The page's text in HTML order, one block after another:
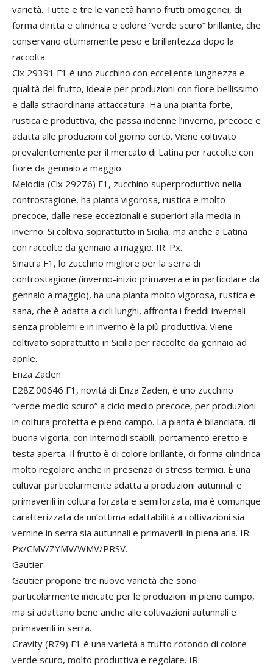
varietà. Tutte e tre le varietà hanno frutti omogenei, di
forma diritta e cilindrica e colore “verde scuro” brillante, che
conservano ottimamente peso e brillantezza dopo la
raccolta.
Clx 29391 F1 è uno zucchino con eccellente lunghezza e
qualità del frutto, ideale per produzioni con fiore bellissimo
e dalla straordinaria attaccatura. Ha una pianta forte,
rustica e produttiva, che passa indenne l’inverno, precoce e
adatta alle produzioni col giorno corto. Viene coltivato
prevalentemente per il mercato di Latina per raccolte con
fiore da gennaio a maggio.
Melodia (Clx 29276) F1, zucchino superproduttivo nella
controstagione, ha pianta vigorosa, rustica e molto
precoce, dalle rese eccezionali e superiori alla media in
inverno. Si coltiva soprattutto in Sicilia, ma anche a Latina
con raccolte da gennaio a maggio. IR: Px.
Sinatra F1, lo zucchino migliore per la serra di
controstagione (inverno-inizio primavera e in particolare da
gennaio a maggio), ha una pianta molto vigorosa, rustica e
sana, che è adatta a cicli lunghi, affronta i freddi invernali
senza problemi e in inverno è la più produttiva. Viene
coltivato soprattutto in Sicilia per raccolte da gennaio ad
aprile.
Enza Zaden
E28Z.00646 F1, novità di Enza Zaden, è uno zucchino
“verde medio scuro” a ciclo medio precoce, per produzioni
in coltura protetta e pieno campo. La pianta è bilanciata, di
buona vigoria, con internodi stabili, portamento eretto e
testa aperta. Il frutto è di colore brillante, di forma cilindrica
molto regolare anche in presenza di stress termici. È una
cultivar particolarmente adatta a produzioni autunnali e
primaverili in coltura forzata e semiforzata, ma è comunque
caratterizzata da un’ottima adattabilità a coltivazioni sia
vernine in serra sia autunnali e primaverili in piena aria. IR:
Px/CMV/ZYMV/WMV/PRSV.
Gautier
Gautier propone tre nuove varietà che sono
particolarmente indicate per le produzioni in pieno campo,
ma si adattano bene anche alle coltivazioni autunnali e
primaverili in serra.
Gravity (R79) F1 è una varietà a frutto rotondo di colore
verde scuro, molto produttiva e regolare. IR: